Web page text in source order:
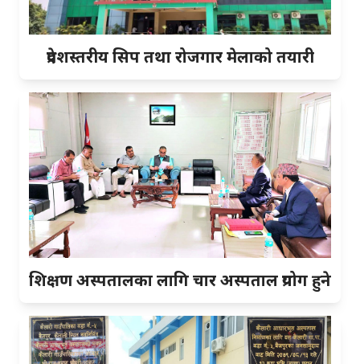
प्रदेशस्तरीय सिप तथा रोजगार मेलाको तयारी
शिक्षण अस्पतालका लागि चार अस्पताल प्रयोग हुने